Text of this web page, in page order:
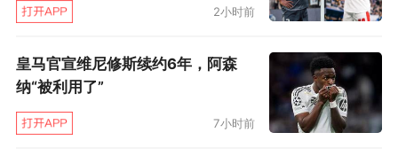
2小时前
皇马官宣维尼修斯续约6年，阿森
纳“被利用了”
7小时前